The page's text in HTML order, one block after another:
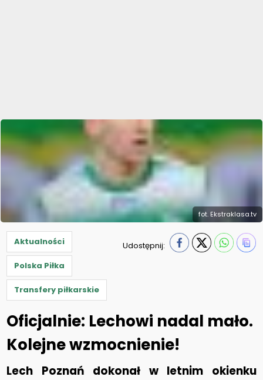
fot. Ekstraklasa.tv
Aktualności
Polska Piłka
Transfery piłkarskie
Udostępnij:
Oficjalnie: Lechowi nadal mało.
Kolejne wzmocnienie!
Lech Poznań dokonał w letnim okienku